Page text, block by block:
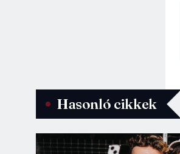
Hasonló cikkek